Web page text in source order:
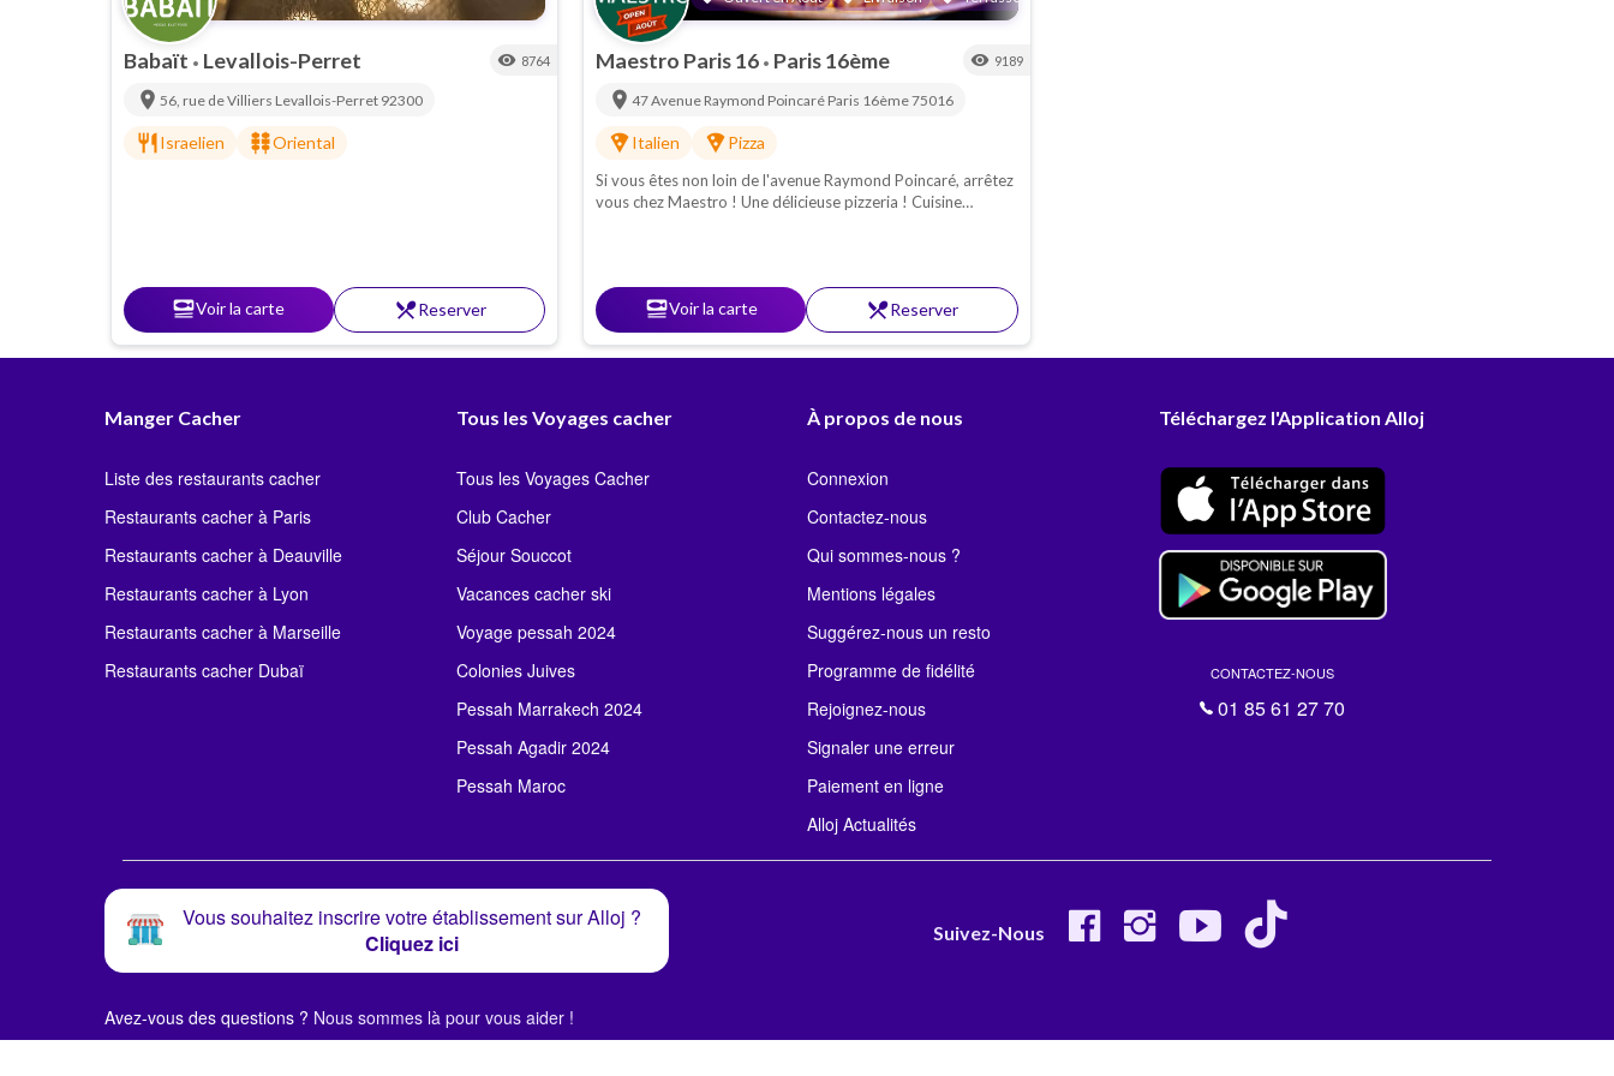
Babaït • Levallois-Perret visibility 8764
location_on 56, rue de Villiers Levallois-Perret 92300
restaurant Israelien kebab_diningOriental
set_mealVoir la carte restaurant_menuReserver
Maestro Paris 16 • Paris 16ème visibility 9189
location_on47 Avenue Raymond Poincaré Paris 16ème75016
local_pizzaItalien local_pizzaPizza
Si vous êtes non loin de l'avenue Raymond Poincaré, arrêtez
vous chez Maestro ! Une délicieuse pizzeria ! Cuisine
set_mealVoir la carte restaurant_menuReserver
Manger Cacher
Liste des restaurants cacher
Restaurants cacher à Paris
Restaurants cacher à Deauville
Restaurants cacher à Lyon
Restaurants cacher à Marseille
Restaurants cacher Dubaï
Tous les Voyages cacher
Tous les Voyages Cacher
Club Cacher
Séjour Souccot
Vacances cacher ski
Voyage pessah 2024
Colonies Juives
Pessah Marrakech 2024
Pessah Agadir 2024
Pessah Maroc
À propos de nous
Connexion
Contactez-nous
Qui sommes-nous ?
Mentions légales
Suggérez-nous un resto
Programme de fidélité
Rejoignez-nous
Signaler une erreur
Paiement en ligne
Alloj Actualités
Téléchargez l'Application Alloj
CONTACTEZ-NOUS
01 85 61 27 70
Vous souhaitez inscrire votre établissement sur Alloj ?
Cliquez ici
Suivez-Nous
Avez-vous des questions ? Nous sommes là pour vous aider !
© Alloj.2024 Tous droits réservés